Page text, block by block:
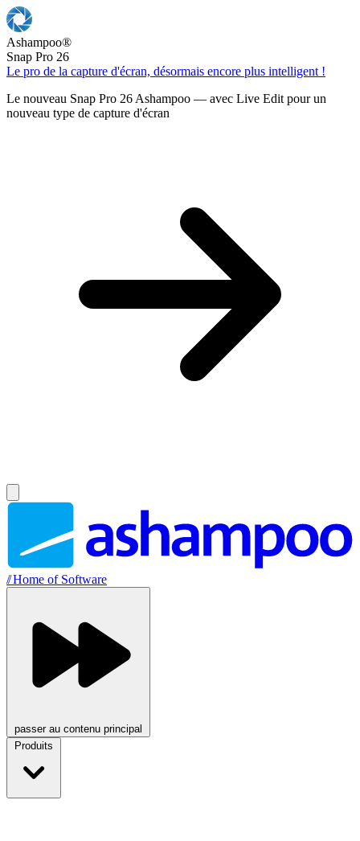
Ashampoo®
Snap Pro 26
Le pro de la capture d'écran, désormais encore plus intelligent !
Le nouveau Snap Pro 26 Ashampoo — avec Live Edit pour un
nouveau type de capture d'écran
//Home of Software
passer au contenu principal
Produits